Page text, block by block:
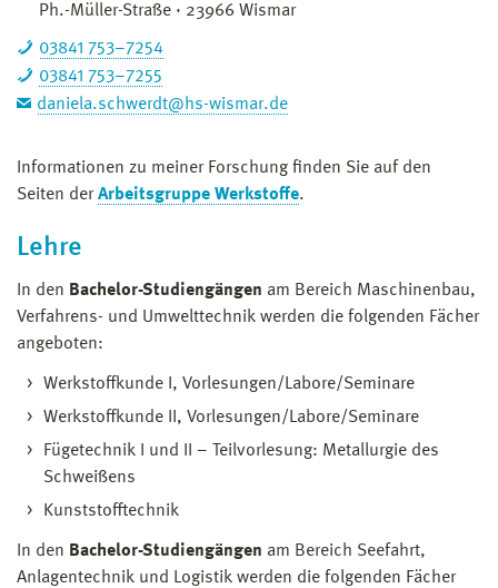
Ph.-Müller-Straße · 23966 Wismar
03841 753–7254
03841 753–7255
daniela.schwerdt@hs-wismar.de
Informationen zu meiner Forschung finden Sie auf den
Seiten derArbeitsgruppe Werkstoffe.
Lehre
In den Bachelor-Studiengängen am Bereich Maschinenbau,
Verfahrens- und Umwelttechnik werden die folgenden Fächer
angeboten:
Werkstoffkunde I, Vorlesungen/Labore/Seminare
Werkstoffkunde II, Vorlesungen/Labore/Seminare
Fügetechnik I und II – Teilvorlesung: Metallurgie des
Schweißens
Kunststofftechnik
In den Bachelor-Studiengängen am Bereich Seefahrt,
Anlagentechnik und Logistik werden die folgenden Fächer